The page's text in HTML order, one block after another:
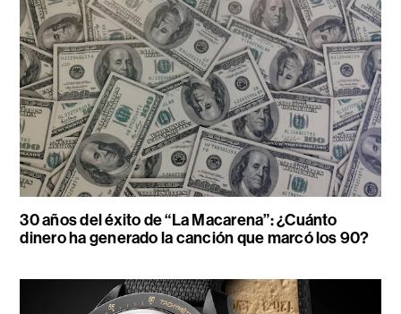
30 años del éxito de “La Macarena”: ¿Cuánto
dinero ha generado la canción que marcó los 90?